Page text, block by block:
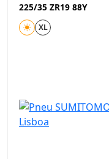
225/35 ZR19 88Y
XL